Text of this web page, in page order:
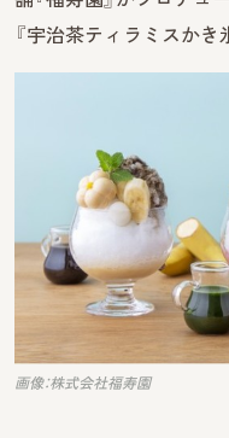
『宇治茶ティラミスかき
画像：株式会社福寿園